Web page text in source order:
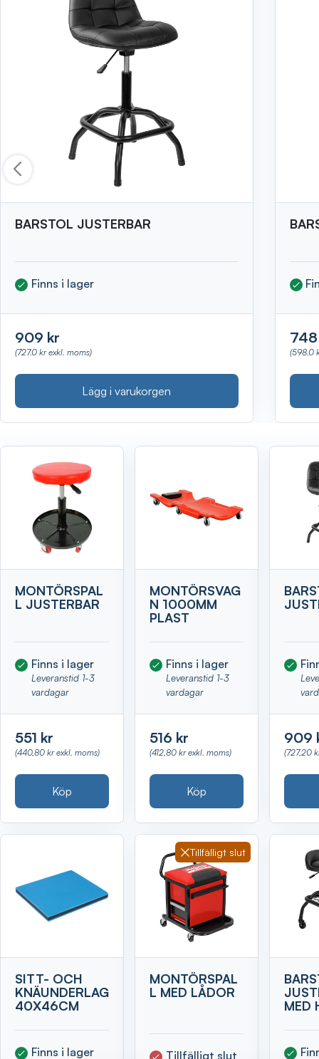
BARSTOL JUSTERBAR
Finns i lager
909 kr
(727.0 kr exkl. moms)
Lägg i varukorgen
(598.0
Visa
MONTÖRSPAL
L JUSTERBAR
Finns i lager
Leveranstid 1-3
vardagar
551 kr
(440,80 kr exkl. moms)
Köp
MONTÖRSVAG
N 1000MM
PLAST
Finns i lager
Leveranstid 1-3
vardagar
516 kr
(412,80 kr exkl. moms)
Köp
909
(727,20
SITT- OCH
KNÄUNDERLAG
40X46CM
Finns i lager
Tillfälligt slut
MONTÖRSPAL
L MED LÅDOR
Tillfälligt slut
MED